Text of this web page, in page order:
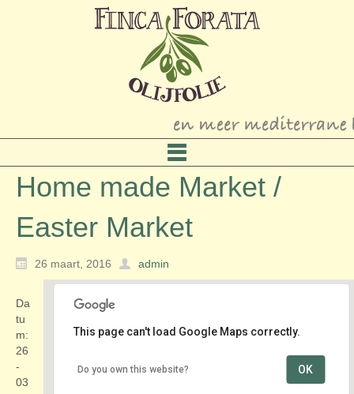
Home made Market /
Easter Market
26 maart, 2016 admin
verhuisd naar Plein
This page can't load Google Maps correctly.
Do you own this website? OK
Da
tu
m:
26
-
03